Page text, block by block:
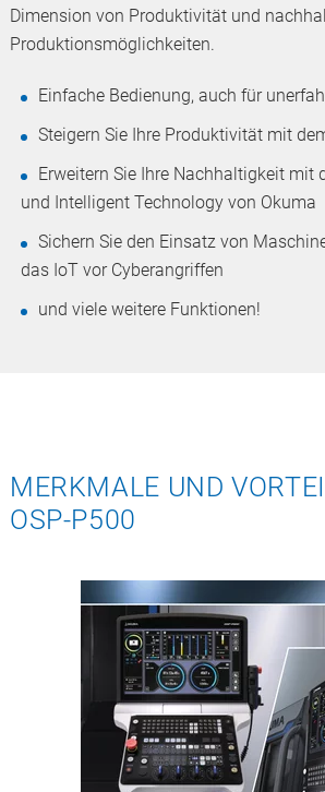
Dimension von Produktivität und
Produktionsmöglichkeiten.
Einfache Bedienung, auch für
Steigern Sie Ihre Produktivität mit
Erweitern Sie Ihre Nachhaltigkeit mit
und Intelligent Technology von Okuma
Sichern Sie den Einsatz von
das IoT vor Cyberangriffen
und viele weitere Funktionen!
MERKMALE UND
OSP-P500